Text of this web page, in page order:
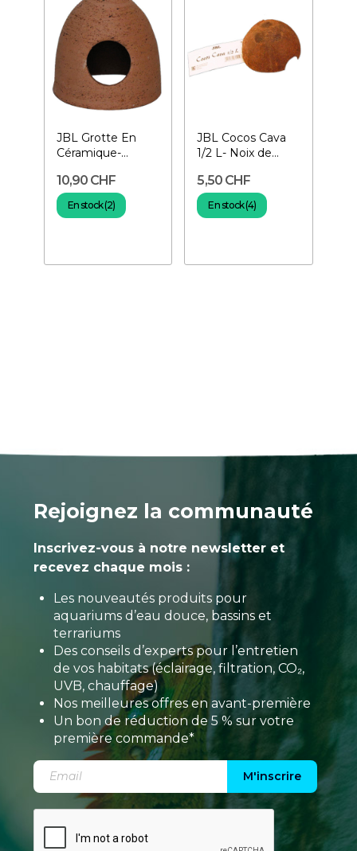
JBL Grotte En
Céramique-
10,90 CHF
En stock (2)
JBL Cocos Cava
1/2 L- Noix de
5,50 CHF
En stock (4)
Rejoignez la communauté
Inscrivez-vous à notre newsletter et
recevez chaque mois :
Les nouveautés produits pour
aquariums d’eau douce, bassins et
terrariums
Des conseils d’experts pour l’entretien
de vos habitats (éclairage, filtration, CO₂,
UVB, chauffage)
Nos meilleures offres en avant-première
Un bon de réduction de 5 % sur votre
première commande*
M'inscrire